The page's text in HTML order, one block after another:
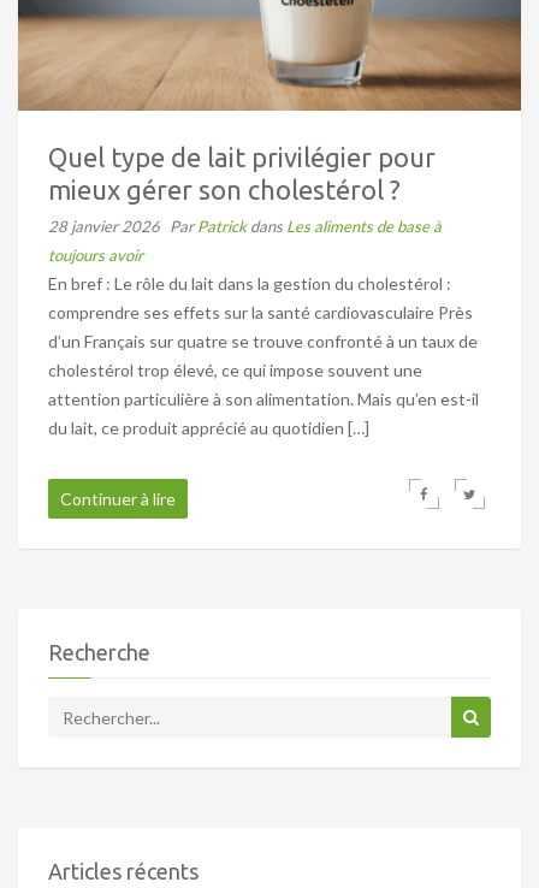
Quel type de lait privilégier pour
mieux gérer son cholestérol ?
28 janvier 2026 ParPatrickdans Les aliments de base à
toujours avoir
En bref : Le rôle du lait dans la gestion du cholestérol :
comprendre ses effets sur la santé cardiovasculaire Près
d’un Français sur quatre se trouve confronté à un taux de
cholestérol trop élevé, ce qui impose souvent une
attention particulière à son alimentation. Mais qu’en est-il
du lait, ce produit apprécié au quotidien […]
Continuer à lire
Recherche
Articles récents